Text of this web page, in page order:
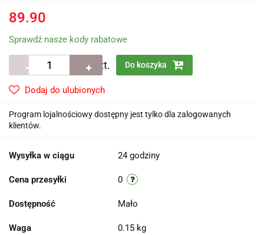
89.90
Sprawdź nasze kody rabatowe
szt. Do koszyka
Dodaj do ulubionych
Program lojalnościowy dostępny jest tylko dla zalogowanych
klientów.
Wysyłka w ciągu 24 godziny
Cena przesyłki 0
Dostępność Mało
Waga 0.15 kg